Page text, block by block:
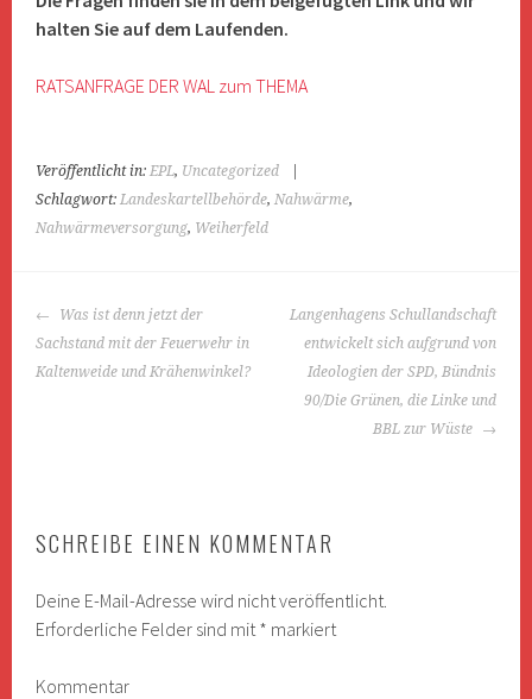
halten Sie auf dem Laufenden.
RATSANFRAGE DER WAL zum THEMA
Veröffentlicht in:EPL, Uncategorized
Schlagwort:Landeskartellbehörde,Nahwärme,
Nahwärmeversorgung, Weiherfeld
BEITRAGS-
NAVIGATION
Was ist denn jetzt der
Sachstand mit der Feuerwehr in
Kaltenweide und Krähenwinkel?
Langenhagens Schullandschaft
entwickelt sich aufgrund von
Ideologien der SPD, Bündnis
90/Die Grünen, die Linke und
BBL zur Wüste
SCHREIBE EINEN KOMMENTAR
Deine E-Mail-Adresse wird nicht veröffentlicht.
Erforderliche Felder sind mit * markiert
Kommentar